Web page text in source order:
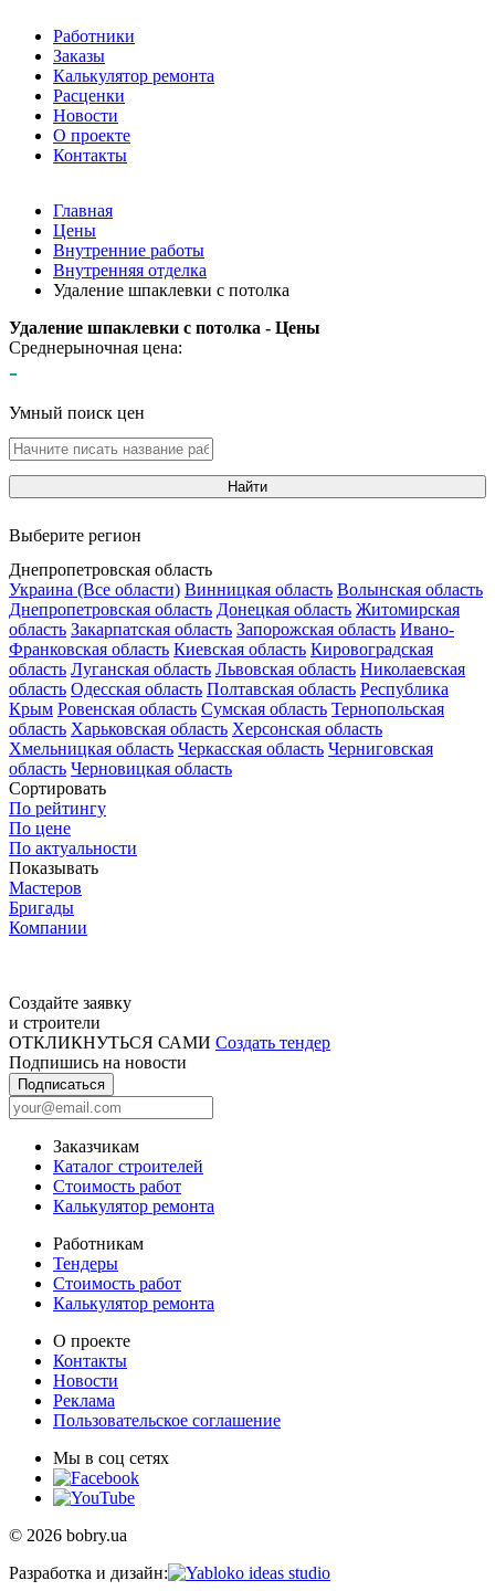
Работники
Заказы
Калькулятор ремонта
Расценки
Новости
О проекте
Контакты
Главная
Цены
Внутренние работы
Внутренняя отделка
Удаление шпаклевки с потолка
Удаление шпаклевки с потолка - Цены
Среднерыночная цена:
-
Умный поиск цен
Найти
Выберите регион
Днепропетровская область
Украина (Все области) Винницкая область Волынская область
Днепропетровская область Донецкая область Житомирская
область Закарпатская область Запорожская область Ивано-
Франковская область Киевская область Кировоградская
область Луганская область Львовская область Николаевская
область Одесская область Полтавская область Республика
Крым Ровенская область Сумская область Тернопольская
область Харьковская область Херсонская область
Хмельницкая область Черкасская область Черниговская
область Черновицкая область
Сортировать
По рейтингу
По цене
По актуальности
Показывать
Мастеров
Бригады
Компании
Создайте заявку
и строители
ОТКЛИКНУТЬСЯ САМИ Создать тендер
Подпишись на новости
Подписаться
Заказчикам
Каталог строителей
Стоимость работ
Калькулятор ремонта
Работникам
Тендеры
Стоимость работ
Калькулятор ремонта
О проекте
Контакты
Новости
Реклама
Пользовательское соглашение
Мы в соц сетях
© 2026 bobry.ua
Разработка и дизайн: